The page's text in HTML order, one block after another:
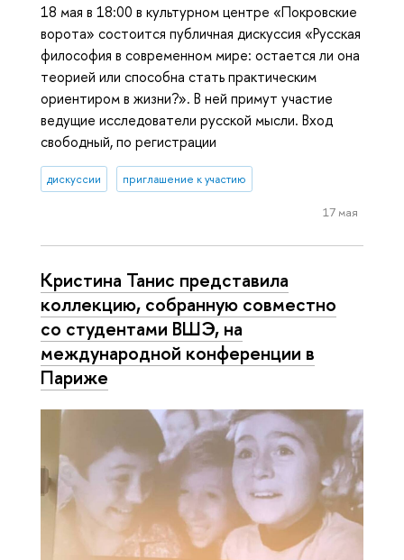
18 мая в 18:00 в культурном центре «Покровские
ворота» состоится публичная дискуссия «Русская
философия в современном мире: остается ли она
теорией или способна стать практическим
ориентиром в жизни?». В ней примут участие
ведущие исследователи русской мысли. Вход
свободный, по регистрации
дискуссии приглашение к участию
17 мая
Кристина Танис представила
коллекцию, собранную совместно
со студентами ВШЭ, на
международной конференции в
Париже